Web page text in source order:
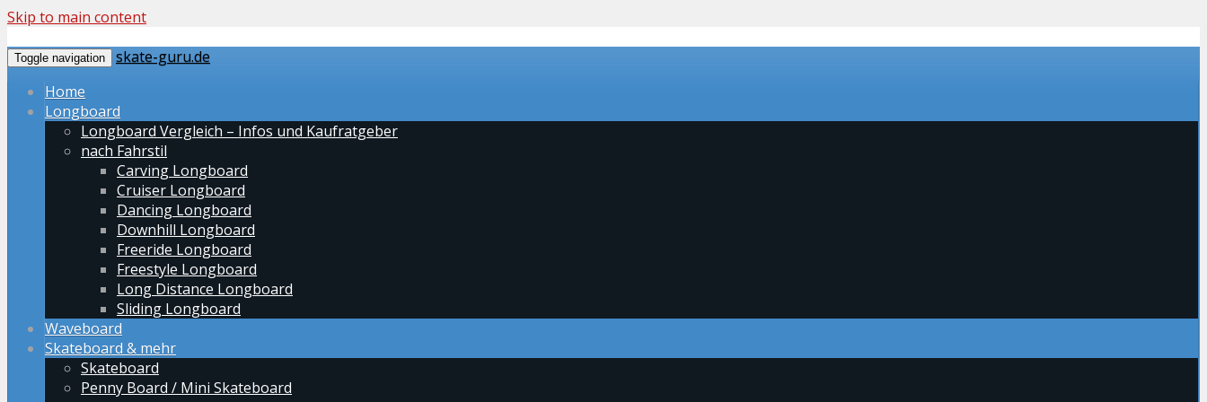
Skip to main content
Toggle navigation
skate-guru.de
Home
Longboard
Longboard Vergleich – Infos und Kaufratgeber
nach Fahrstil
Carving Longboard
Cruiser Longboard
Dancing Longboard
Downhill Longboard
Freeride Longboard
Freestyle Longboard
Long Distance Longboard
Sliding Longboard
Waveboard
Skateboard & mehr
Skateboard
Penny Board / Mini Skateboard